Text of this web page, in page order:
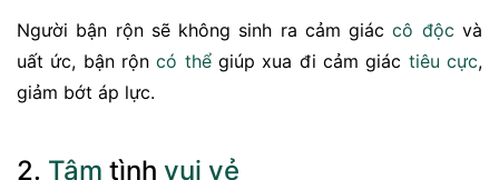
Người bận rộn sẽ không sinh ra cảm giáccô độc và
uất ức, bận rộncó thểgiúp xua đi cảm giác tiêu cực,
giảm bớt áp lực.
2. Tâm tình vui vẻ